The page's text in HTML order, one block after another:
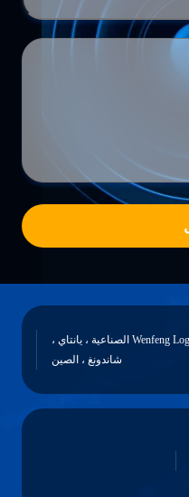
حديقة Wenfeng Logistics City الصناعية ، يانتاي ،
شاندونغ ، الصين